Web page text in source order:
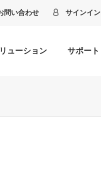
問い合わせ サインイン
ューション サポート